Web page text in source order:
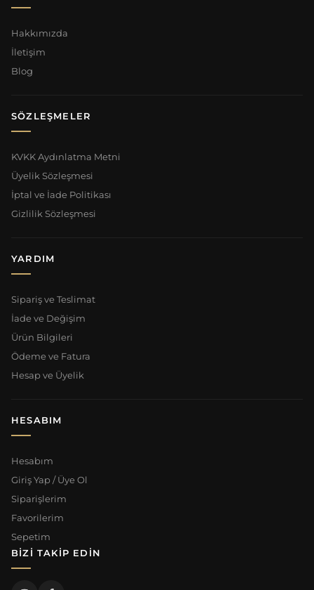
Hakkımızda
İletişim
Blog
SÖZLEŞMELER
KVKK Aydınlatma Metni
Üyelik Sözleşmesi
İptal ve İade Politikası
Gizlilik Sözleşmesi
YARDIM
Sipariş ve Teslimat
İade ve Değişim
Ürün Bilgileri
Ödeme ve Fatura
Hesap ve Üyelik
HESABIM
Hesabım
Giriş Yap / Üye Ol
Siparişlerim
Favorilerim
Sepetim
BIZI TAKIP EDIN